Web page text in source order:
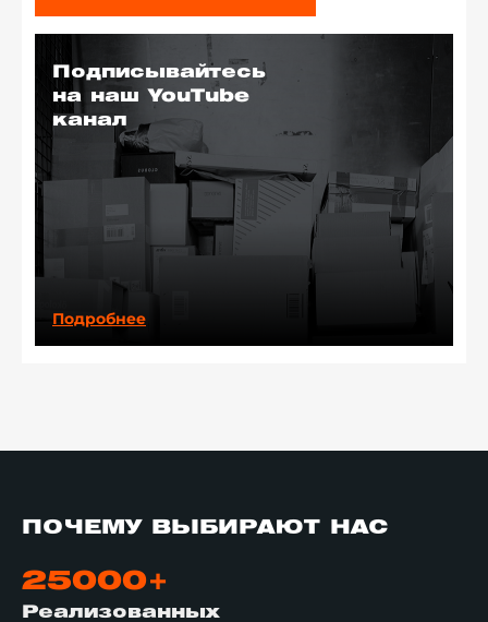
Подписывайтесь
на наш YouTube
канал
Подробнее
ПОЧЕМУ ВЫБИРАЮТ НАС
25000+
Реализованных